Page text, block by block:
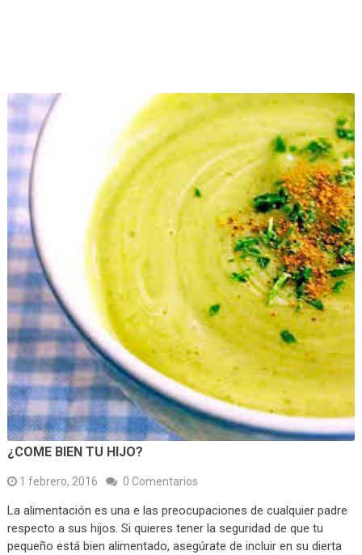
¿COME BIEN TU HIJO?
1 febrero, 2016 0 Comentarios
La alimentación es una e las preocupaciones de cualquier padre
respecto a sus hijos. Si quieres tener la seguridad de que tu
pequeño está bien alimentado, asegúrate de incluir en su dierta